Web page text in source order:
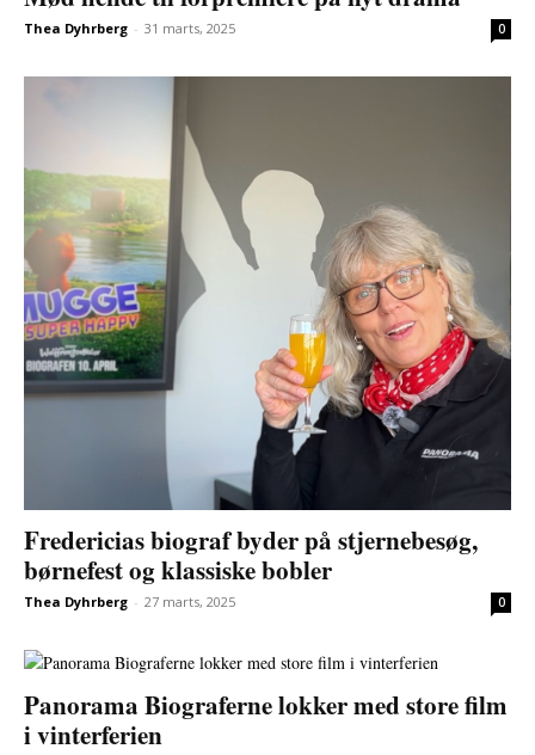
Thea Dyhrberg - 31 marts, 2025 0
Fredericias biograf byder på stjernebesøg,
børnefest og klassiske bobler
Thea Dyhrberg - 27 marts, 2025 0
Panorama Biograferne lokker med store film
i vinterferien